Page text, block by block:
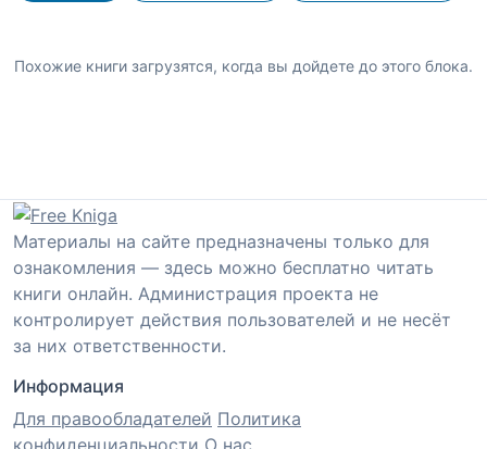
Похожие книги загрузятся, когда вы дойдете до этого блока.
Материалы на сайте предназначены только для
ознакомления — здесь можно бесплатно читать
книги онлайн. Администрация проекта не
контролирует действия пользователей и не несёт
за них ответственности.
Информация
Для правообладателей Политика
конфиденциальности О нас